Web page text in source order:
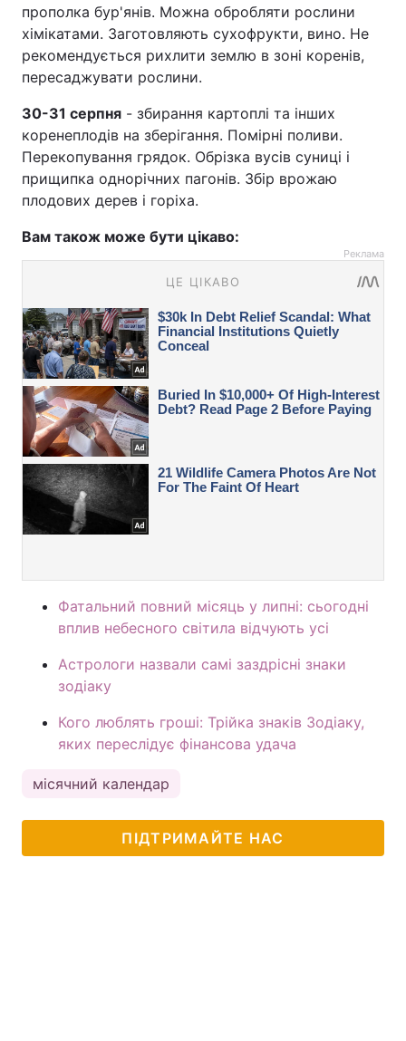
прополка бур'янів. Можна обробляти рослини
хімікатами. Заготовляють сухофрукти, вино. Не
рекомендується рихлити землю в зоні коренів,
пересаджувати рослини.
30-31 серпня - збирання картоплі та інших
коренеплодів на зберігання. Помірні поливи.
Перекопування грядок. Обрізка вусів суниці і
прищипка однорічних пагонів. Збір врожаю
плодових дерев і горіха.
Вам також може бути цікаво:
Реклама
Фатальний повний місяць у липні: сьогодні
вплив небесного світила відчують усі
Астрологи назвали самі заздрісні знаки
зодіаку
Кого люблять гроші: Трійка знаків Зодіаку,
яких переслідує фінансова удача
місячний календар
ПІДТРИМАЙТЕ НАС